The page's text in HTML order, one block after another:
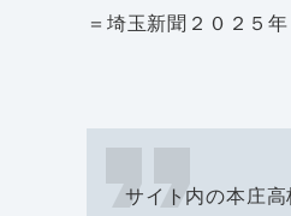
＝埼玉新聞２０２５
サイト内の本庄